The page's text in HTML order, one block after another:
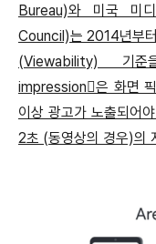
Bureau)와 미국 미
Council)는 2014년부
(Viewability) 기
impression󰡑은 화면
이상 광고가 노출되어
2초 (동영상의 경우)의